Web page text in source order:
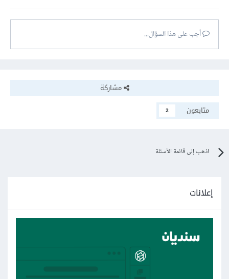
أجب على هذا السؤال...
مشاركة
متابعون
2
اذهب إلى قائمة الأسئلة
إعلانات